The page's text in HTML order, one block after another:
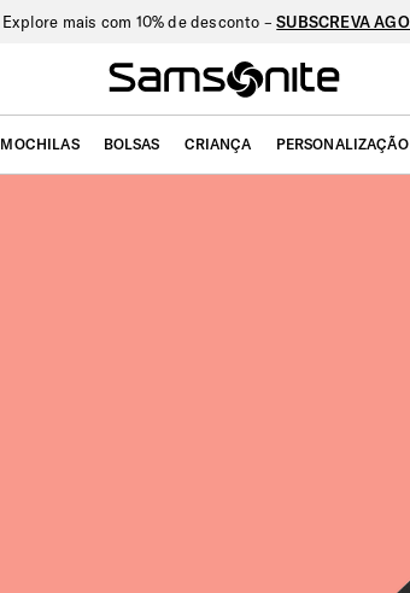
Explore mais com 10% de desconto –SUBSCREVA
MOCHILAS BOLSAS CRIANÇA PERSONALIZAÇÃO